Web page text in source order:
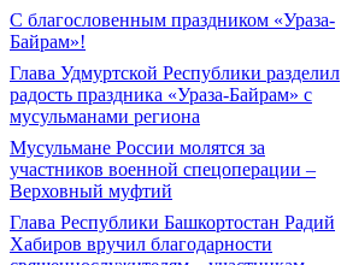
С благословенным праздником «Ураза-
Байрам»!
Глава Удмуртской Республики разделил
радость праздника «Ураза-Байрам» с
мусульманами региона
Мусульмане России молятся за
участников военной спецоперации –
Верховный муфтий
Глава Республики Башкортостан Радий
Хабиров вручил благодарности